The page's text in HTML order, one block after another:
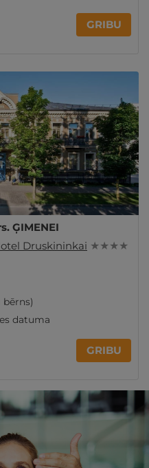
GRIBU
ĢIMENEI
Druskininkai ★ ★ ★ ★
bērns)
datuma
GRIBU